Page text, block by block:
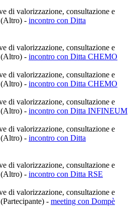
di valorizzazione, consultazione e
(Altro) - incontro con Ditta
di valorizzazione, consultazione e
(Altro) - incontro con Ditta CHEMO
di valorizzazione, consultazione e
(Altro) - incontro con Ditta CHEMO
di valorizzazione, consultazione e
(Altro) - incontro con Ditta INFINEUM
di valorizzazione, consultazione e
(Altro) - incontro con Ditta
di valorizzazione, consultazione e
(Altro) - incontro con Ditta RSE
di valorizzazione, consultazione e
- meeting con Dompè